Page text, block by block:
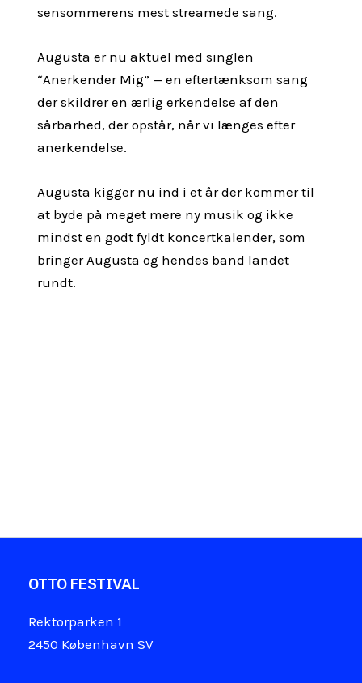
sensommerens mest streamede sang.
Augusta er nu aktuel med singlen
“Anerkender Mig” — en eftertænksom sang
der skildrer en ærlig erkendelse af den
sårbarhed, der opstår, når vi længes efter
anerkendelse.
Augusta kigger nu ind i et år der kommer til
at byde på meget mere ny musik og ikke
mindst en godt fyldt koncertkalender, som
bringer Augusta og hendes band landet
rundt.
OTTO FESTIVAL
Rektorparken 1
2450 København SV